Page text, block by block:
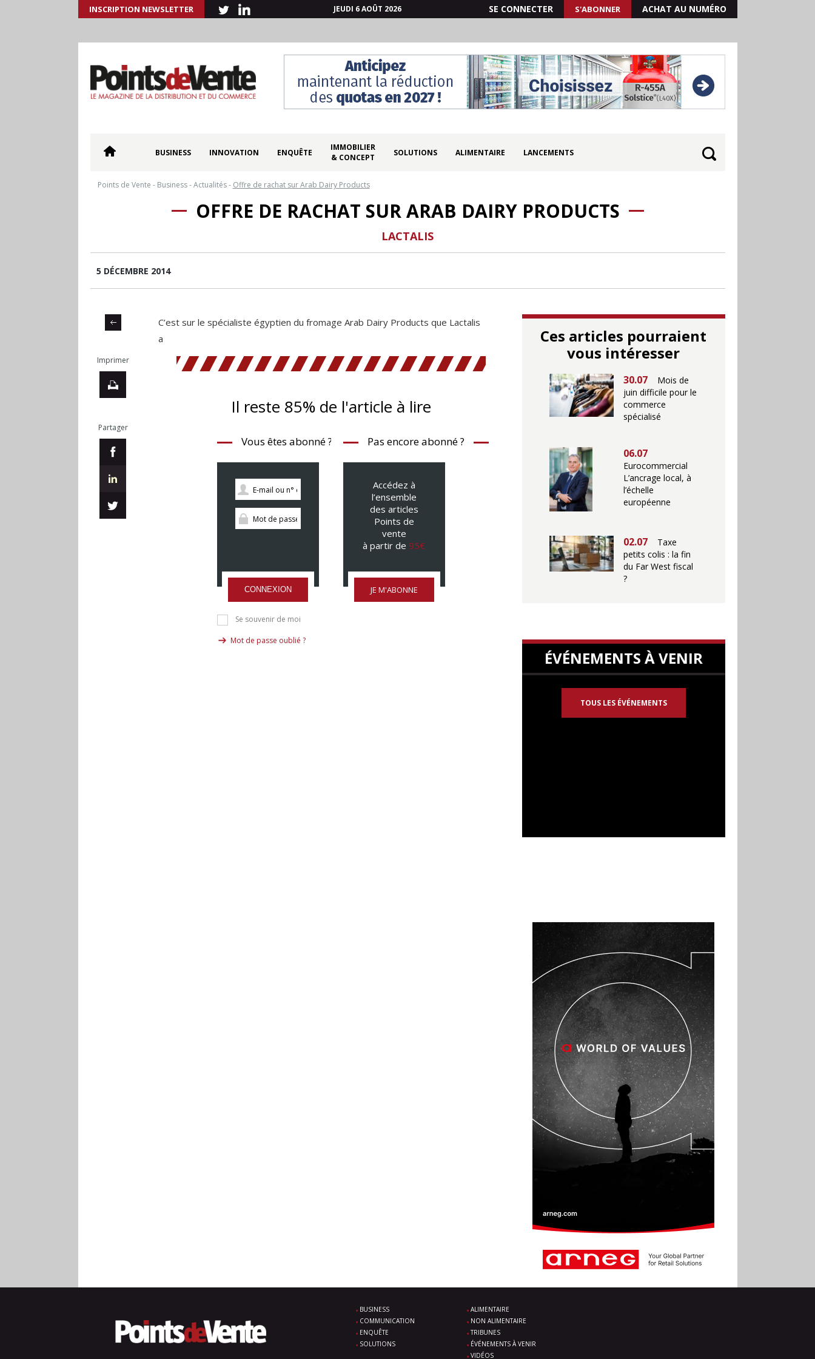
INSCRIPTION NEWSLETTER JEUDI 6 AOÛT 2026 SE CONNECTER S'ABONNER ACHAT AU NUMÉRO
BUSINESS INNOVATION ENQUÊTE
IMMOBILIER
& CONCEPT
SOLUTIONS ALIMENTAIRE LANCEMENTS
Points de Vente - Business-Actualités- Offre de rachat sur Arab Dairy Products
OFFRE DE RACHAT SUR ARAB DAIRY PRODUCTS
LACTALIS
5 DÉCEMBRE 2014
Imprimer
Partager
C’est sur le spécialiste égyptien du fromage Arab Dairy Products que Lactalis
a
Il reste 85% de l'article à lire
Vous êtes abonné ?
CONNEXION
Se souvenir de moi
Mot de passe oublié ?
Pas encore abonné ?
Accédez à
l’ensemble
des articles
Points de
vente
à partir de 95€
JE M'ABONNE
Ces articles pourraient
vous intéresser
30.07
Mois de
juin difficile pour le
commerce
spécialisé
06.07
Eurocommercial
L’ancrage local, à
l’échelle
européenne
02.07
Taxe
petits colis : la fin
du Far West fiscal
?
ÉVÉNEMENTS À VENIR
TOUS LES ÉVÉNEMENTS
BUSINESS
COMMUNICATION
ENQUÊTE
SOLUTIONS
ALIMENTAIRE
NON ALIMENTAIRE
TRIBUNES
ÉVÉNEMENTS À VENIR
VIDÉOS